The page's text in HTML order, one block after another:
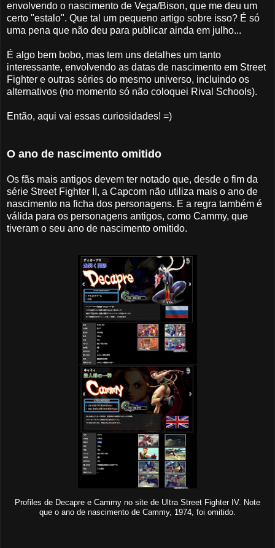
envolvendo o nascimento de Vega/Bison, que me deu um
certo "estalo". Que tal um pequeno artigo sobre isso? É só
uma pena que não deu para publicar ainda em julho...
É algo bem bobo, mas tem uns detalhes um tanto
interessante, envolvendo as datas de nascimento em Street
Fighter e outras séries do mesmo universo, incluindo os
alternativos (no momento só não coloquei Rival Schools).
Então, aqui vai essas curiosidades! =)
O ano de nascimento omitido
Os fãs mais antigos devem ter notado que, desde o fim da
série Street Fighter II, a Capcom não utiliza mais o ano de
nascimento na ficha dos personagens. E a regra também é
válida para os personagens antigos, como Cammy, que
tiveram o seu ano de nascimento omitido.
Profiles de Decapre e Cammy no site de Ultra Street Fighter IV. Note
que o ano de nascimento de Cammy, 1974, foi omitido.